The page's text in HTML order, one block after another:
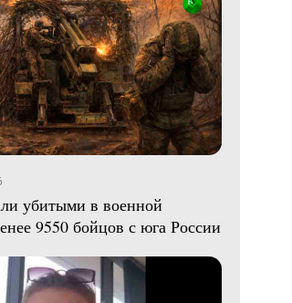
убитыми в военной
9550 бойцов с юга России